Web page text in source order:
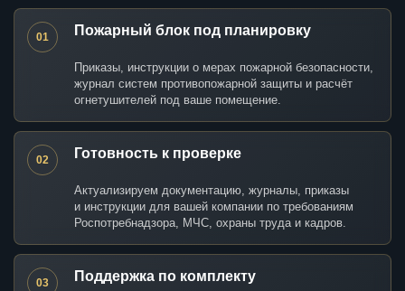
01 Пожарный блок под планировку
Приказы, инструкции о мерах пожарной безопасности,
журнал систем противопожарной защиты и расчёт
огнетушителей под ваше помещение.
02 Готовность к проверке
Актуализируем документацию, журналы, приказы
и инструкции для вашей компании по требованиям
Роспотребнадзора, МЧС, охраны труда и кадров.
03 Поддержка по комплекту